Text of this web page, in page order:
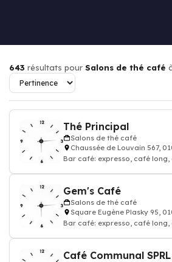
643 résultats pour Salons de thé café
Thé Principal
Salons de thé café
Chaussée de Louvain 567,
Bar café: expresso, café long,
Gem's Café
Salons de thé café
Square Eugène Plasky 95,
Bar café: expresso, café long,
Café Communal SPRL